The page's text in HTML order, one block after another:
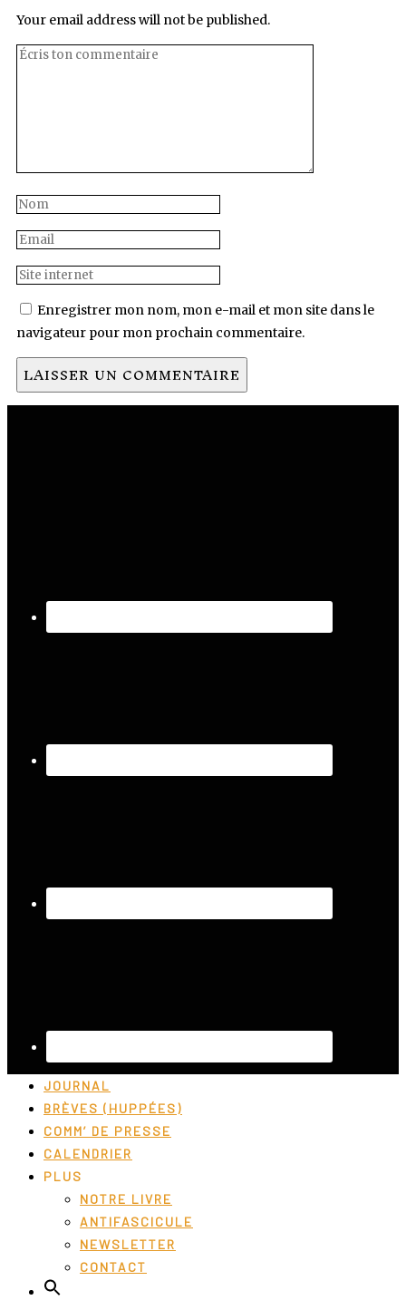
Your email address will not be published.
Enregistrer mon nom, mon e-mail et mon site dans le
navigateur pour mon prochain commentaire.
JOURNAL
BRÈVES (HUPPÉES)
COMM’ DE PRESSE
CALENDRIER
PLUS
NOTRE LIVRE
ANTIFASCICULE
NEWSLETTER
CONTACT